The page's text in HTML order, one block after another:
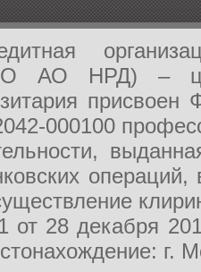
АО НРД) –
000100
28 декабря
г.